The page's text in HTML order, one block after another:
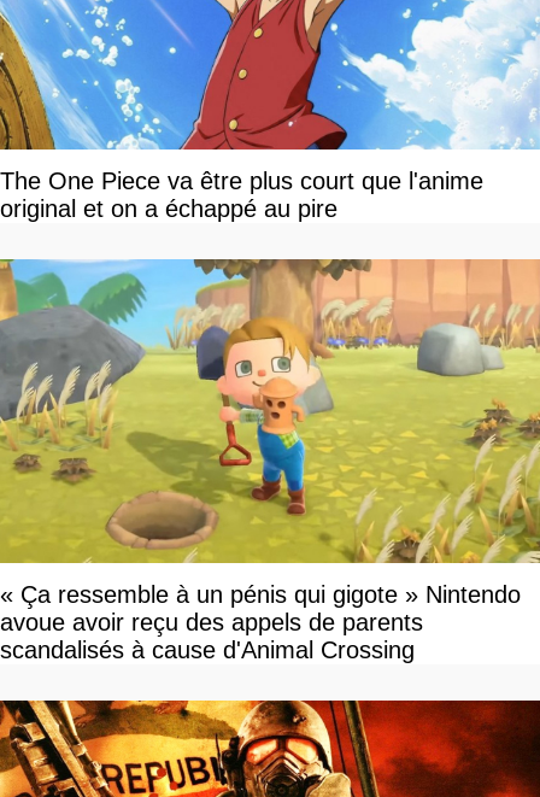
The One Piece va être plus court que l'anime
original et on a échappé au pire
« Ça ressemble à un pénis qui gigote » Nintendo
avoue avoir reçu des appels de parents
scandalisés à cause d'Animal Crossing